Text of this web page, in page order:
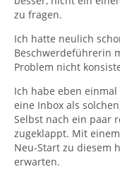
zu fragen.
Ich hatte neulich
Beschwerdeführerin
Problem nicht
Ich habe eben
eine Inbox als
Selbst nach ein paar
zugeklappt. Mit
Neu-Start zu diesem
erwarten.